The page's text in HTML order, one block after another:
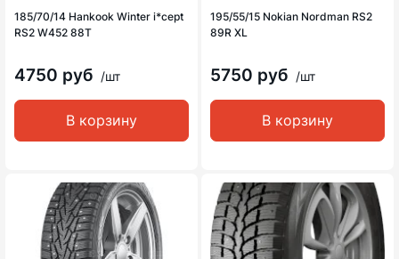
185/70/14 Hankook Winter i*cept
RS2 W452 88T
4750 руб /шт
В корзину
195/55/15 Nokian Nordman RS2
89R XL
5750 руб /шт
В корзину